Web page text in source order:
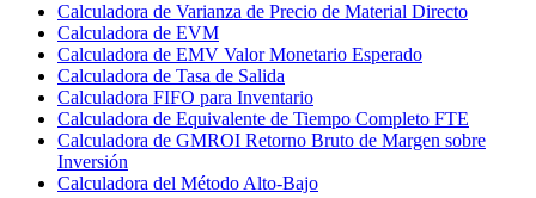
Calculadora de Varianza de Precio de Material Directo
Calculadora de EVM
Calculadora de EMV Valor Monetario Esperado
Calculadora de Tasa de Salida
Calculadora FIFO para Inventario
Calculadora de Equivalente de Tiempo Completo FTE
Calculadora de GMROI Retorno Bruto de Margen sobre
Inversión
Calculadora del Método Alto-Bajo